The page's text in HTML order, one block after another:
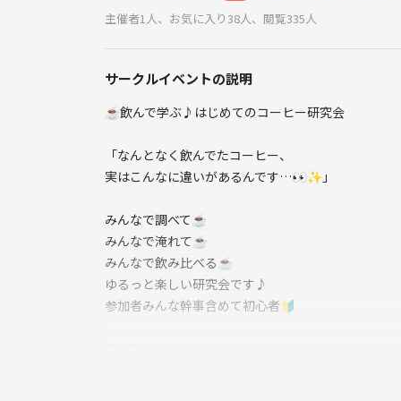
主催者1人、お気に入り38人、閲覧335人
サークルイベントの説明
☕️飲んで学ぶ♪はじめてのコーヒー研究会
「なんとなく飲んでたコーヒー、
実はこんなに違いがあるんです…👀✨」
みんなで調べて☕️
みんなで淹れて☕️
みんなで飲み比べる☕️
ゆるっと楽しい研究会です♪
参加者みんな幹事含めて初心者🔰